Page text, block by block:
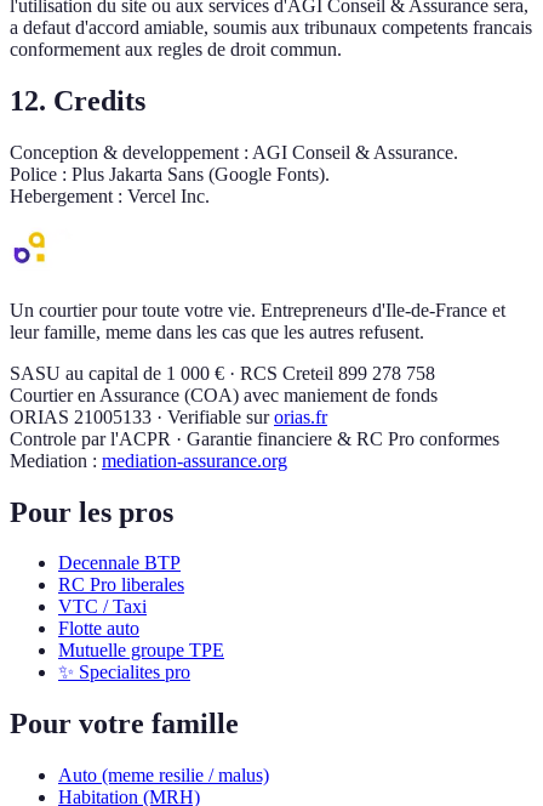
l'utilisation du site ou aux services d'AGI Conseil & Assurance sera,
a defaut d'accord amiable, soumis aux tribunaux competents francais
conformement aux regles de droit commun.
12. Credits
Conception & developpement : AGI Conseil & Assurance.
Police : Plus Jakarta Sans (Google Fonts).
Hebergement : Vercel Inc.
Un courtier pour toute votre vie. Entrepreneurs d'Ile-de-France et
leur famille, meme dans les cas que les autres refusent.
SASU au capital de 1 000 € · RCS Creteil 899 278 758
Courtier en Assurance (COA) avec maniement de fonds
ORIAS 21005133 · Verifiable sur orias.fr
Controle par l'ACPR · Garantie financiere & RC Pro conformes
Mediation : mediation-assurance.org
Pour les pros
Decennale BTP
RC Pro liberales
VTC / Taxi
Flotte auto
Mutuelle groupe TPE
✨ Specialites pro
Pour votre famille
Auto (meme resilie / malus)
Habitation (MRH)